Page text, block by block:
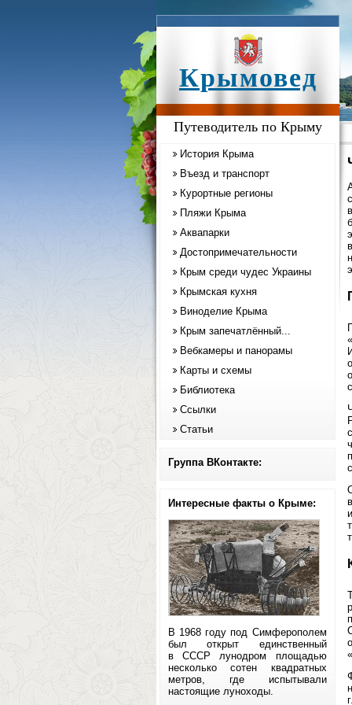
Крымовед
Путеводитель по Крыму
История Крыма
Въезд и транспорт
Курортные регионы
Пляжи Крыма
Аквапарки
Достопримечательности
Крым среди чудес Украины
Крымская кухня
Виноделие Крыма
Крым запечатлённый...
Вебкамеры и панорамы
Карты и схемы
Библиотека
Ссылки
Статьи
Группа ВКонтакте:
Интересные факты о Крыме:
В 1968 году под Симферополем
был открыт единственный
в СССР лунодром площадью
несколько сотен квадратных
метров, где испытывали
настоящие луноходы.